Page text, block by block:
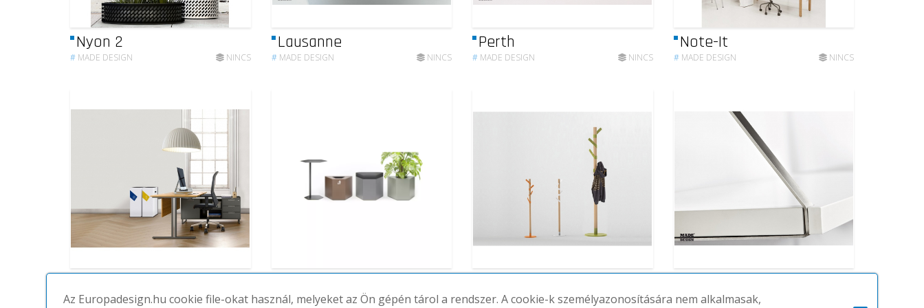
Nyon 2
# MADE DESIGN NINCS
Lausanne
# MADE DESIGN NINCS
Perth
# MADE DESIGN NINCS
Note-It
# MADE DESIGN NINCS
# MADE DESIGN NINCS #MADE DESIGN NINCS #MADE DESIGN NINCS #MADE DESIGN
Az Europadesign.hu cookie file-okat használ, melyeket az Ön gépén tárol a rendszer. A cookie-k személyazonosítására nem alkalmasak,